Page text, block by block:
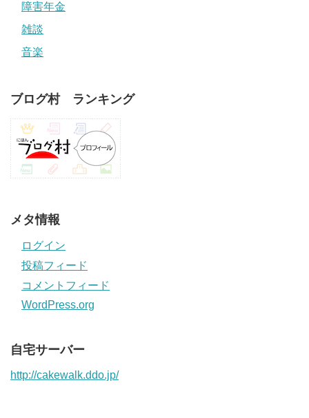
障害年金
雑談
音楽
ブログ村 ランキング
メタ情報
ログイン
投稿フィード
コメントフィード
WordPress.org
自宅サーバー
http://cakewalk.ddo.jp/